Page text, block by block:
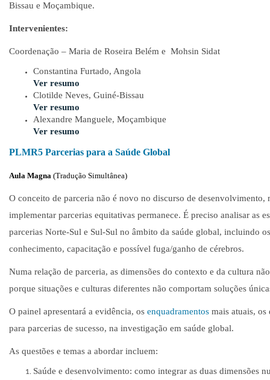
Bissau e Moçambique.
Intervenientes:
Coordenação – Maria de Roseira Belém e Mohsin Sidat
Constantina Furtado, Angola
Ver resumo
Clotilde Neves, Guiné-Bissau
Ver resumo
Alexandre Manguele, Moçambique
Ver resumo
PLMR5 Parcerias para a Saúde Global
Aula Magna (Tradução Simultânea)
O conceito de parceria não é novo no discurso de desenvolvimento,
implementar parcerias equitativas permanece. É preciso analisar as
parcerias Norte-Sul e Sul-Sul no âmbito da saúde global, incluindo
conhecimento, capacitação e possível fuga/ganho de cérebros.
Numa relação de parceria, as dimensões do contexto e da cultura
porque situações e culturas diferentes não comportam soluções
O painel apresentará a evidência, os enquadramentos mais atuais, os
para parcerias de sucesso, na investigação em saúde global.
As questões e temas a abordar incluem:
Saúde e desenvolvimento: como integrar as duas dimensões